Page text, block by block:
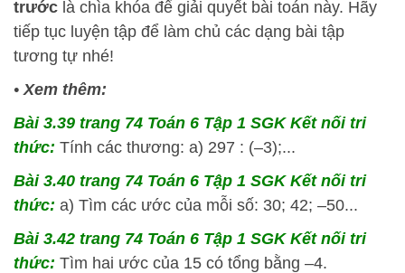
trước là chìa khóa để giải quyết bài toán này. Hãy
tiếp tục luyện tập để làm chủ các dạng bài tập
tương tự nhé!
•Xem thêm:
Bài 3.39 trang 74 Toán 6 Tập 1 SGK Kết nối tri
thức: Tính các thương: a) 297 : (–3);...
Bài 3.40 trang 74 Toán 6 Tập 1 SGK Kết nối tri
thức: a) Tìm các ước của mỗi số: 30; 42; –50...
Bài 3.42 trang 74 Toán 6 Tập 1 SGK Kết nối tri
thức: Tìm hai ước của 15 có tổng bằng –4.